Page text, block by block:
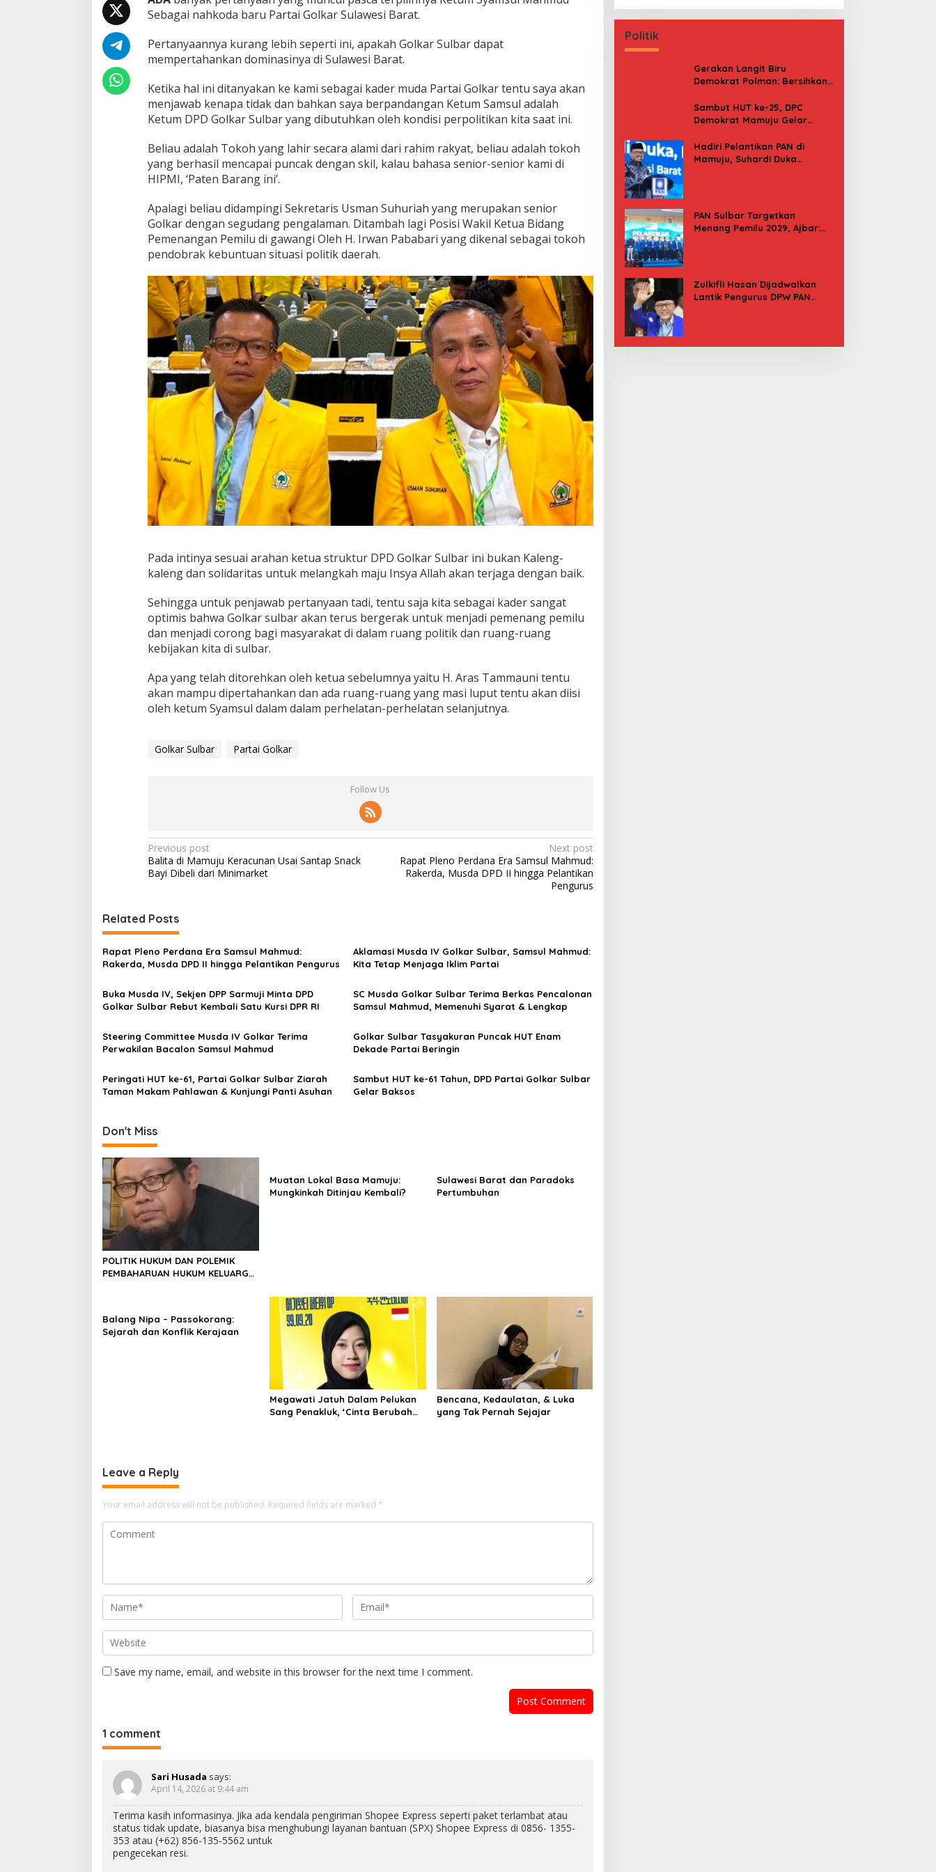
Sebagai nahkoda baru Partai Golkar Sulawesi Barat.
Pertanyaannya kurang lebih seperti ini, apakah Golkar Sulbar dapat
mempertahankan dominasinya di Sulawesi Barat.
Ketika hal ini ditanyakan ke kami sebagai kader muda Partai Golkar tentu saya akan
menjawab kenapa tidak dan bahkan saya berpandangan Ketum Samsul adalah
Ketum DPD Golkar Sulbar yang dibutuhkan oleh kondisi perpolitikan kita saat ini.
Beliau adalah Tokoh yang lahir secara alami dari rahim rakyat, beliau adalah tokoh
yang berhasil mencapai puncak dengan skil, kalau bahasa senior-senior kami di
HIPMI, ‘Paten Barang ini’.
Apalagi beliau didampingi Sekretaris Usman Suhuriah yang merupakan senior
Golkar dengan segudang pengalaman. Ditambah lagi Posisi Wakil Ketua Bidang
Pemenangan Pemilu di gawangi Oleh H. Irwan Pababari yang dikenal sebagai tokoh
pendobrak kebuntuan situasi politik daerah.
Pada intinya sesuai arahan ketua struktur DPD Golkar Sulbar ini bukan Kaleng-
kaleng dan solidaritas untuk melangkah maju Insya Allah akan terjaga dengan baik.
Sehingga untuk penjawab pertanyaan tadi, tentu saja kita sebagai kader sangat
optimis bahwa Golkar sulbar akan terus bergerak untuk menjadi pemenang pemilu
dan menjadi corong bagi masyarakat di dalam ruang politik dan ruang-ruang
kebijakan kita di sulbar.
Apa yang telah ditorehkan oleh ketua sebelumnya yaitu H. Aras Tammauni tentu
akan mampu dipertahankan dan ada ruang-ruang yang masi luput tentu akan diisi
oleh ketum Syamsul dalam dalam perhelatan-perhelatan selanjutnya.
Golkar Sulbar Partai Golkar
Follow Us
P
o
t
n
a
v
i
g
t
o
Previous post
Balita di Mamuju Keracunan Usai Santap Snack
Bayi Dibeli dari Minimarket
Next post
Rapat Pleno Perdana Era Samsul Mahmud:
Rakerda, Musda DPD II hingga Pelantikan
Pengurus
Related Posts
Rapat Pleno Perdana Era Samsul Mahmud:
Rakerda, Musda DPD II hingga Pelantikan Pengurus
Aklamasi Musda IV Golkar Sulbar, Samsul Mahmud:
Kita Tetap Menjaga Iklim Partai
Buka Musda IV, Sekjen DPP Sarmuji Minta DPD
Golkar Sulbar Rebut Kembali Satu Kursi DPR RI
SC Musda Golkar Sulbar Terima Berkas Pencalonan
Samsul Mahmud, Memenuhi Syarat & Lengkap
Steering Committee Musda IV Golkar Terima
Perwakilan Bacalon Samsul Mahmud
Golkar Sulbar Tasyakuran Puncak HUT Enam
Dekade Partai Beringin
Peringati HUT ke-61, Partai Golkar Sulbar Ziarah
Taman Makam Pahlawan & Kunjungi Panti Asuhan
Sambut HUT ke-61 Tahun, DPD Partai Golkar Sulbar
Gelar Baksos
Don't Miss
POLITIK HUKUM DAN POLEMIK
PEMBAHARUAN HUKUM KELUARGA
Muatan Lokal Basa Mamuju:
Mungkinkah Ditinjau Kembali?
Sulawesi Barat dan Paradoks
Pertumbuhan
Balang Nipa – Passokorang:
Sejarah dan Konflik Kerajaan
Megawati Jatuh Dalam Pelukan
Sang Penakluk, ‘Cinta Berubah
Bencana, Kedaulatan, & Luka
yang Tak Pernah Sejajar
Leave a Reply
Your email address will not be published. Required fields are marked *
Save my name, email, and website in this browser for the next time I comment.
1 comment
Sari Husada says:
April 14, 2026 at 9:44 am
Terima kasih informasinya. Jika ada kendala pengiriman Shopee Express seperti paket terlambat atau
status tidak update, biasanya bisa menghubungi layanan bantuan (SPX) Shopee Express di 0856- 1355-
353 atau (+62) 856-135-5562 untuk
pengecekan resi.
Politik
Gerakan Langit Biru
Demokrat Polman: Bersihkan
Donor Darah
Sambut HUT ke-25, DPC
Demokrat Mamuju Gelar
Indonesia Asri
Hadiri Pelantikan PAN di
Mamuju, Suhardi Duka
PAN Sulbar Targetkan
Menang Pemilu 2029, Ajbar:
Zulkifli Hasan Dijadwalkan
Lantik Pengurus DPW PAN